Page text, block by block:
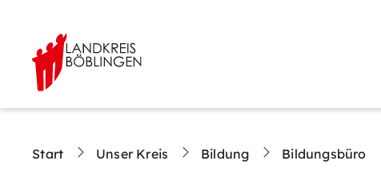
Start Unser Kreis Bildung Bildungsbüro